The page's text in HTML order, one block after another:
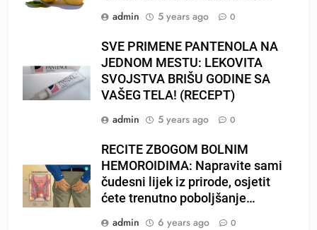
admin
5 years ago 0
SVE PRIMENE PANTENOLA NA
JEDNOM MESTU: LEKOVITA
SVOJSTVA BRIŠU GODINE SA
VAŠEG TELA! (RECEPT)
admin
5 years ago 0
RECITE ZBOGOM BOLNIM
HEMOROIDIMA: Napravite sami
čudesni lijek iz prirode, osjetit
ćete trenutno poboljšanje…
admin
6 years ago 0